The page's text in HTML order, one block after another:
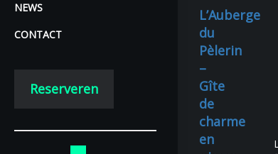
NEWS
CONTACT
Reserveren
L’Auberge
du
Pèlerin
–
Gîte
de
charme
en